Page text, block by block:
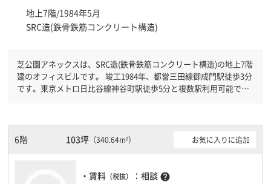
地上7階/1984年5月
SRC造(鉄骨鉄筋コンクリート構造)
芝公園アネックスは、SRC造(鉄骨鉄筋コンクリート構造)の地上7階
建のオフィスビルです。 竣工1984年、都営三田線御成門駅徒歩3分
です。東京メトロ日比谷線神谷町駅徒歩5分と複数駅利用可能で
しています。１フロア１００坪以上ある大型ビルです。
6階 103坪 （340.64m²） お気に入りに追加
・賃料 （税抜） ：相談 help